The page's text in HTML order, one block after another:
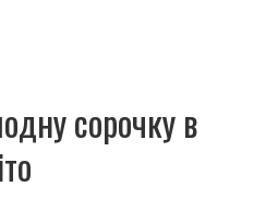
сорочку в